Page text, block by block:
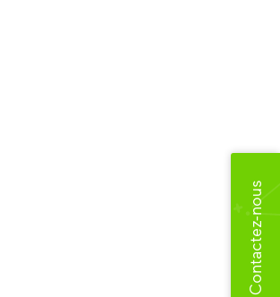
Contactez-nous